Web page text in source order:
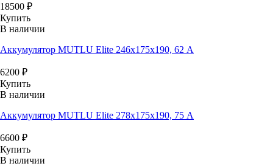
18500 ₽
Купить
В наличии
Аккумулятор MUTLU Elite 246x175x190, 62 А
6200 ₽
Купить
В наличии
Аккумулятор MUTLU Elite 278x175x190, 75 А
6600 ₽
Купить
В наличии